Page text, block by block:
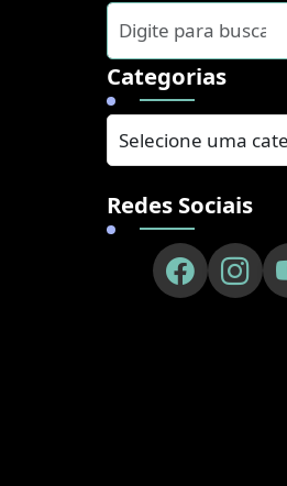
Categorias
Redes Sociais